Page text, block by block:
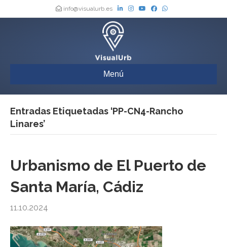
info@visualurb.es
Menú
Entradas Etiquetadas ‘PP-CN4-Rancho
Linares’
Urbanismo de El Puerto de
Santa María, Cádiz
11.10.2024